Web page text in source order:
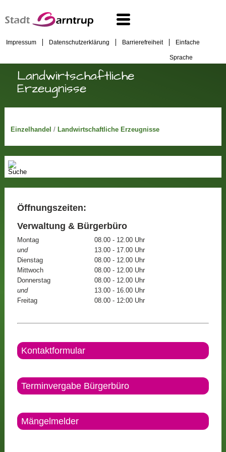
Impressum Datenschutzerklärung Barrierefreiheit Einfache
Sprache
Landwirtschaftliche
Erzeugnisse
Einzelhandel/ Landwirtschaftliche Erzeugnisse
Öffnungszeiten:
Verwaltung & Bürgerbüro
Montag
08.00 - 12.00 Uhr
und
13.00 - 17.00 Uhr
Dienstag
08.00 - 12.00 Uhr
Mittwoch
08.00 - 12.00 Uhr
Donnerstag
08.00 - 12.00 Uhr
und
13.00 - 16.00 Uhr
Freitag
08.00 - 12:00 Uhr
Kontaktformular
Terminvergabe Bürgerbüro
Mängelmelder